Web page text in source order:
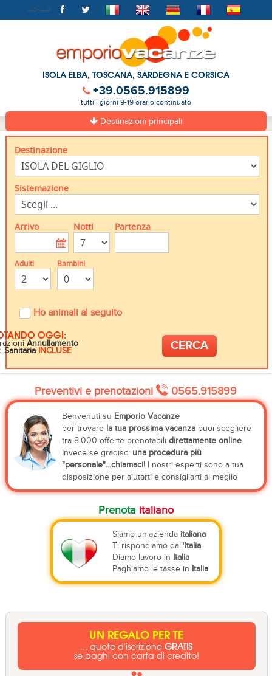
--> -->
ISOLA ELBA, TOSCANA, SARDEGNA E CORSICA
+39.0565.915899
tutti i giorni 9-19 orario continuato
Destinazioni principali
Destinazione
Sistemazione
Arrivo Notti Partenza
Adulti Bambini
Ho animali al seguito
OGGI:
Annullamento
Sanitaria INCLUSE
Preventivi e prenotazioni 0565.915899
Benvenuti su Emporio Vacanze
per trovare la tua prossima vacanzapuoi scegliere
tra 8.000 offerte prenotabili direttamente online.
Invece se gradisci una procedura più
"personale"...chiamaci!I nostri esperti sono a tua
disposizione per aiutarti e consigliarti al meglio
Prenota italiano
Siamo un'azienda italiana
Ti rispondiamo dall'Italia
Diamo lavoro in Italia
Paghiamo le tasse in Italia
UN REGALO PER TE
... quote d'iscrizioneGRATIS
se paghi con carta di credito!